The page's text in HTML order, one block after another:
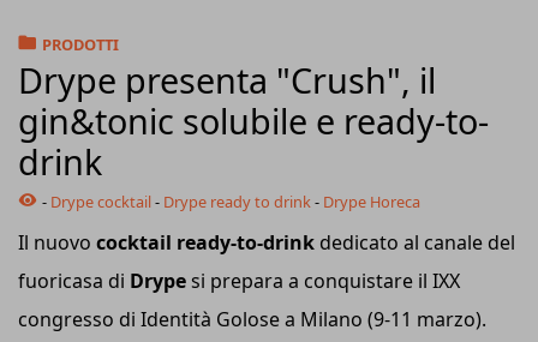
PRODOTTI
Drype presenta "Crush", il
gin&tonic solubile e ready-to-
drink
- Drype cocktail- Drype ready to drink- Drype Horeca
Il nuovo cocktail ready-to-drink dedicato al canale del
fuoricasa di Drypesi prepara a conquistare il IXX
congresso di Identità Golose a Milano (9-11 marzo).